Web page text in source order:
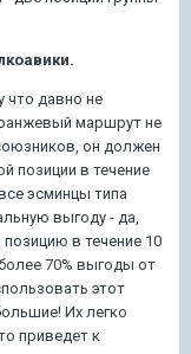
что давно не
маршрут не
он должен
позиции в течение
эсминцы типа
выгоду - да,
в течение 10
70% выгоды от
этот
Их легко
приведет к